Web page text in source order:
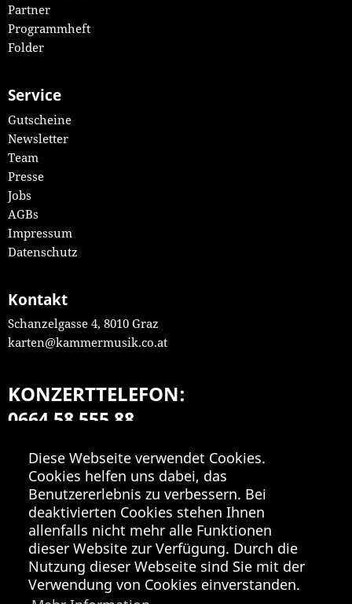
Diese Webseite verwendet Cookies.
Cookies helfen uns dabei, das
Benutzererlebnis zu verbessern. Bei
deaktivierten Cookies stehen Ihnen
allenfalls nicht mehr alle Funktionen
dieser Website zur Verfügung. Durch die
Nutzung dieser Webseite sind Sie mit der
Verwendung von Cookies einverstanden.
Partner
Programmheft
Folder
Service
Gutscheine
Newsletter
Team
Presse
Jobs
AGBs
Impressum
Datenschutz
Kontakt
Schanzelgasse 4, 8010 Graz
karten@kammermusik.co.at
KONZERTTELEFON:
0664 58 555 88
Mo-Fr 9:00-18:00